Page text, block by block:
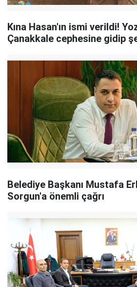
Kına Hasan'ın ismi verildi!
Çanakkale cephesine gidip
Belediye Başkanı Mustafa
Sorgun'a önemli çağrı